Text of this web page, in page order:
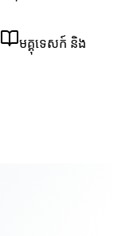
មគ្គុទេសក៍ និង